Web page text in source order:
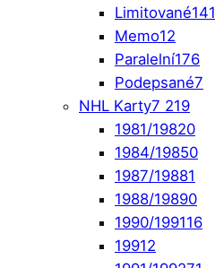
Limitované141
Memo12
Paralelní176
Podepsané7
NHL Karty7 219
1981/19820
1984/19850
1987/19881
1988/19890
1990/199116
19912